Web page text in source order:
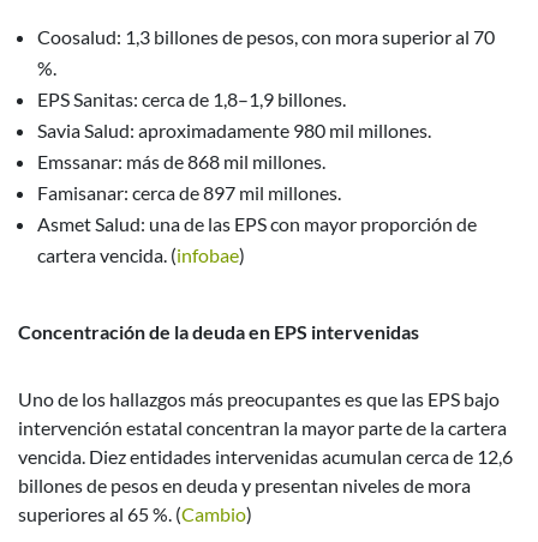
Coosalud: 1,3 billones de pesos, con mora superior al 70
%.
EPS Sanitas: cerca de 1,8–1,9 billones.
Savia Salud: aproximadamente 980 mil millones.
Emssanar: más de 868 mil millones.
Famisanar: cerca de 897 mil millones.
Asmet Salud: una de las EPS con mayor proporción de
cartera vencida. (infobae)
Concentración de la deuda en EPS intervenidas
Uno de los hallazgos más preocupantes es que las EPS bajo
intervención estatal concentran la mayor parte de la cartera
vencida. Diez entidades intervenidas acumulan cerca de 12,6
billones de pesos en deuda y presentan niveles de mora
superiores al 65 %. (Cambio)